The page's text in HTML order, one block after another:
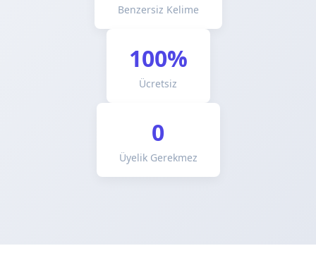
Benzersiz Kelime
100%
Ücretsiz
0
Üyelik Gerekmez